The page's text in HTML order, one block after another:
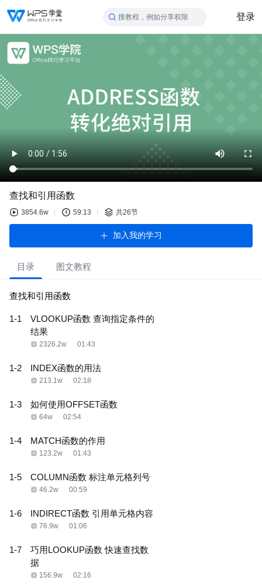
搜教程，例如分享权限 登录
查找和引用函数
3854.6w 59:13 共26节
加入我的学习
目录 图文教程
查找和引用函数
1-1
VLOOKUP函数 查询指定条件的
结果
2326.2w 01:43
1-2 INDEX函数的用法
213.1w 02:18
1-3 如何使用OFFSET函数
64w 02:54
1-4 MATCH函数的作用
123.2w 01:43
1-5 COLUMN函数 标注单元格列号
46.2w 00:59
1-6 INDIRECT函数 引用单元格内容
76.9w 01:06
1-7
巧用LOOKUP函数 快速查找数
据
156.9w 02:16